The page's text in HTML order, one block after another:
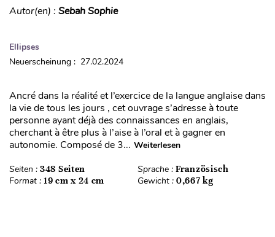
Autor(en) : Sebah Sophie
Ellipses
Neuerscheinung : 27.02.2024
Ancré dans la réalité et l’exercice de la langue anglaise dans
la vie de tous les jours , cet ouvrage s’adresse à toute
personne ayant déjà des connaissances en anglais,
cherchant à être plus à l’aise à l’oral et à gagner en
autonomie. Composé de 3... Weiterlesen
Seiten : 348 Seiten Sprache : Französisch
Format : 19 cm x 24 cm Gewicht : 0,667 kg